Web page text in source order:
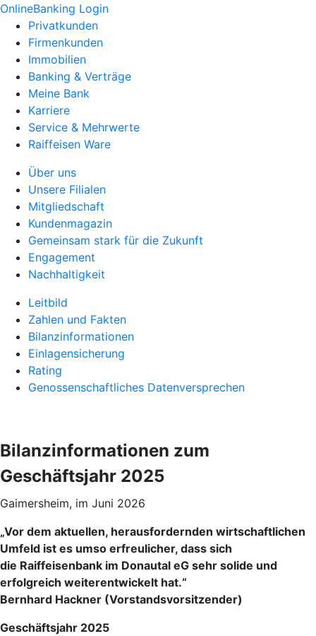
OnlineBanking Login
Privatkunden
Firmenkunden
Immobilien
Banking & Verträge
Meine Bank
Karriere
Service & Mehrwerte
Raiffeisen Ware
Über uns
Unsere Filialen
Mitgliedschaft
Kundenmagazin
Gemeinsam stark für die Zukunft
Engagement
Nachhaltigkeit
Leitbild
Zahlen und Fakten
Bilanzinformationen
Einlagensicherung
Rating
Genossenschaftliches Datenversprechen
Bilanzinformationen zum
Geschäftsjahr 2025
Gaimersheim, im Juni 2026
„Vor dem aktuellen, herausfordernden wirtschaftlichen
Umfeld ist es umso erfreulicher, dass sich
die Raiffeisenbank im Donautal eG sehr solide und
erfolgreich weiterentwickelt hat.“
Bernhard Hackner (Vorstandsvorsitzender)
Geschäftsjahr 2025